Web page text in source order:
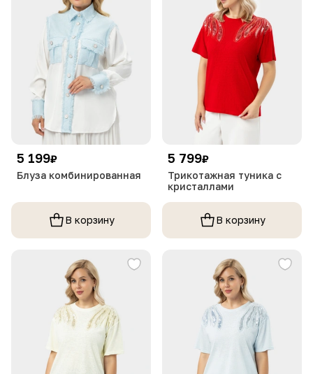
5 199₽
Блуза комбинированная
В корзину
5 799₽
Трикотажная туника с
кристаллами
В корзину